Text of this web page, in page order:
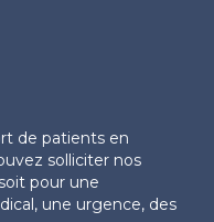
de patients en
solliciter nos
pour une
une urgence, des